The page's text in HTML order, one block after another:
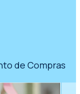
de Compras